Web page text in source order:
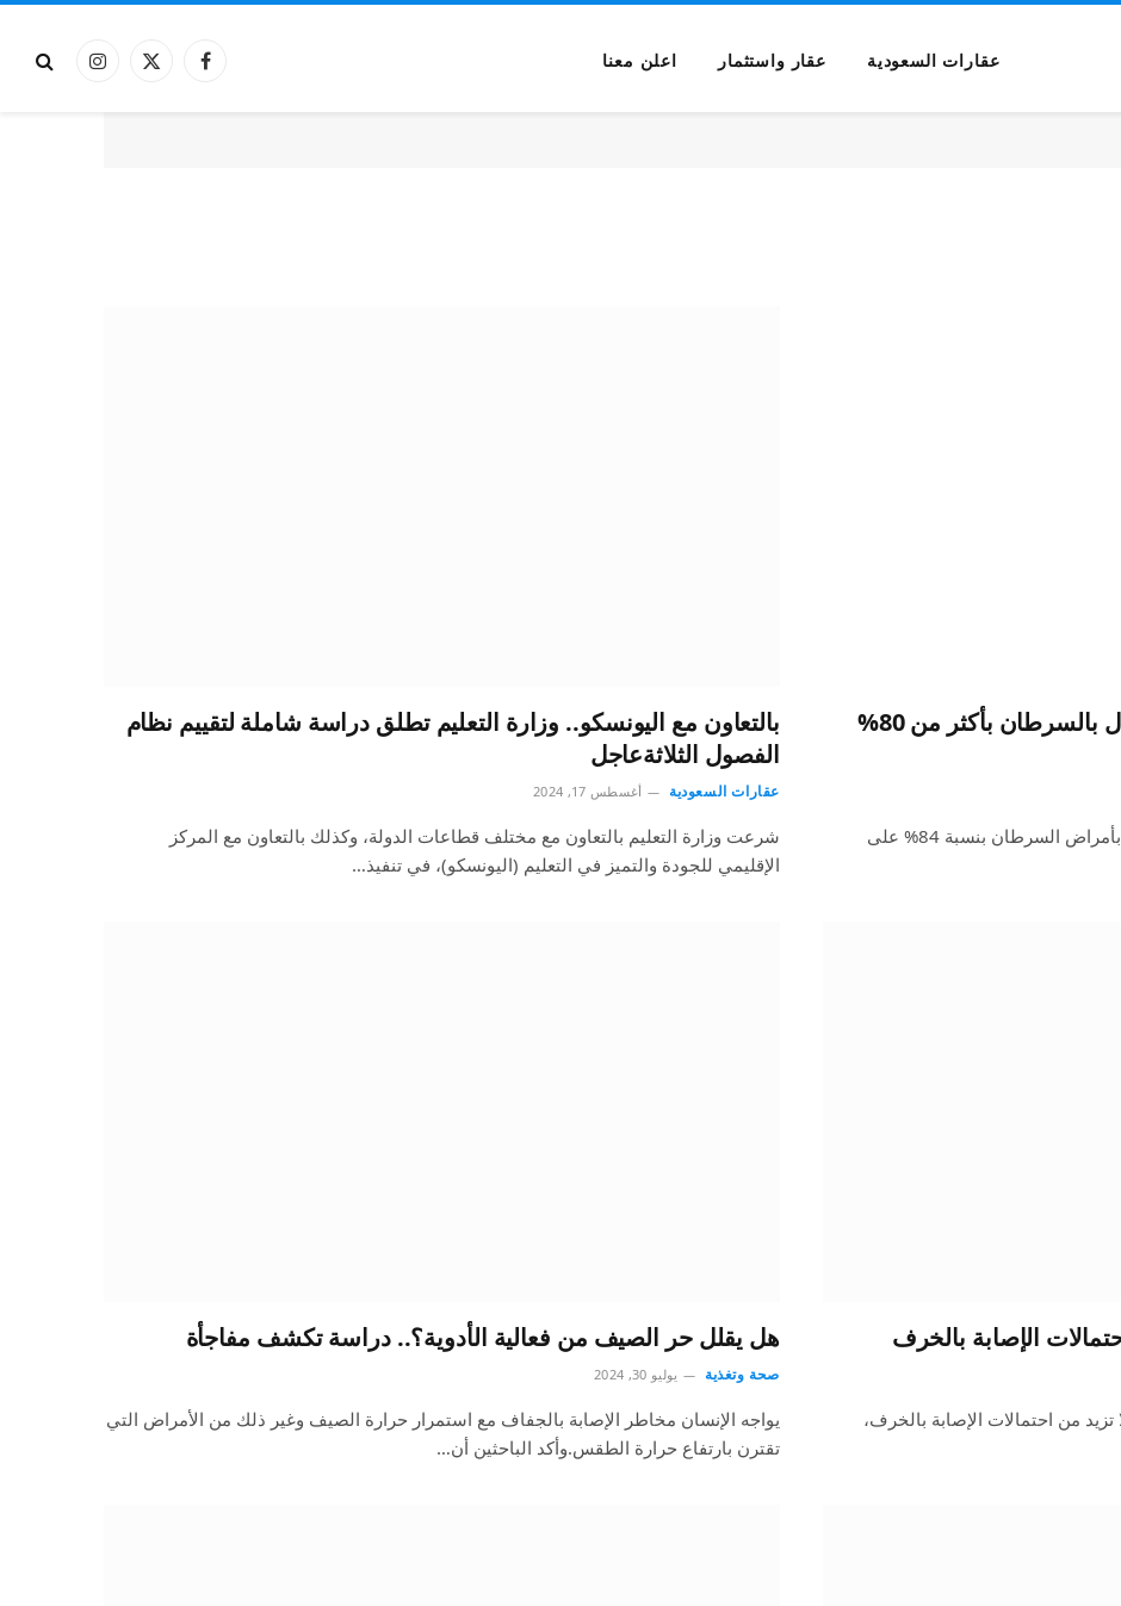
عقارات السعودية عقار واستثمار اعلن معنا فيسبوكX
الانستغرام
دراسة تتوقع ارتفاع معدلات إصابة الرجال بالسرطان بأكثر من 80%
توقعت دراسة علمية أن ترتفع معدلات إصابة الرجال بأمراض السرطان بنسبة 84% على
بالتعاون مع اليونسكو.. وزارة التعليم تطلق دراسة شاملة لتقييم نظام
الفصول الثلاثةعاجل
عقارات السعودية أغسطس 17, 2024
شرعت وزارة التعليم بالتعاون مع مختلف قطاعات الدولة، وكذلك بالتعاون مع المركز
الإقليمي للجودة والتميز في التعليم (اليونسكو)، في تنفيذ…
في بريطانيا إلى أن هناك 13 عاملا تزيد من احتمالات الإصابة بالخرف،
هل يقلل حر الصيف من فعالية الأدوية؟.. دراسة تكشف مفاجأة
صحة وتغذية يوليو 30, 2024
يواجه الإنسان مخاطر الإصابة بالجفاف مع استمرار حرارة الصيف وغير ذلك من الأمراض التي
تقترن بارتفاع حرارة الطقس.وأكد الباحثين أن…